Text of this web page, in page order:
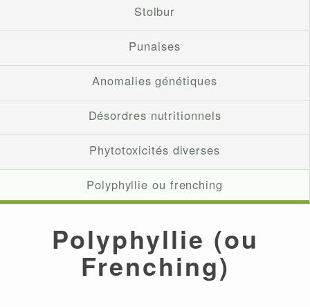
Stolbur
Punaises
Anomalies génétiques
Désordres nutritionnels
Phytotoxicités diverses
Polyphyllie ou frenching
Polyphyllie (ou
Frenching)